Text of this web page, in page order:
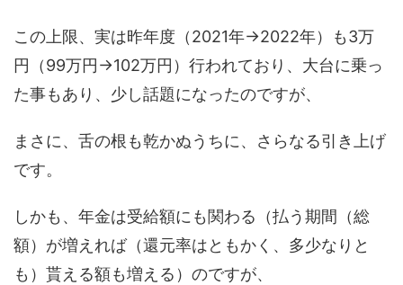
この上限、実は昨年度（2021年→2022年）も3万
円（99万円→102万円）行われており、大台に乗っ
た事もあり、少し話題になったのですが、
まさに、舌の根も乾かぬうちに、さらなる引き上げ
です。
しかも、年金は受給額にも関わる（払う期間（総
額）が増えれば（還元率はともかく、多少なりと
も）貰える額も増える）のですが、